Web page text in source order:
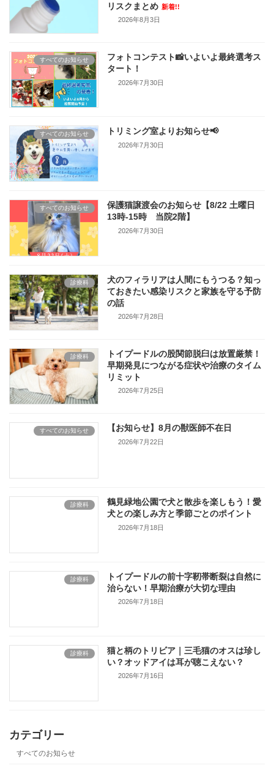
リスクまとめ 新着!!
2026年8月3日
すべてのお知らせ
フォトコンテスト📸いよいよ最終選考ス
タート！
2026年7月30日
すべてのお知らせ トリミング室よりお知らせ📢
2026年7月30日
すべてのお知らせ
保護猫譲渡会のお知らせ【8/22 土曜日
13時-15時 当院2階】
2026年7月30日
診療科
犬のフィラリアは人間にもうつる？知っ
ておきたい感染リスクと家族を守る予防
の話
2026年7月28日
診療科
トイプードルの股関節脱臼は放置厳禁！
早期発見につながる症状や治療のタイム
リミット
2026年7月25日
すべてのお知らせ 【お知らせ】8月の獣医師不在日
2026年7月22日
診療科
鶴見緑地公園で犬と散歩を楽しもう！愛
犬との楽しみ方と季節ごとのポイント
2026年7月18日
診療科
トイプードルの前十字靭帯断裂は自然に
治らない！早期治療が大切な理由
2026年7月18日
診療科
猫と柄のトリビア｜三毛猫のオスは珍し
い？オッドアイは耳が聴こえない？
2026年7月16日
カテゴリー
すべてのお知らせ